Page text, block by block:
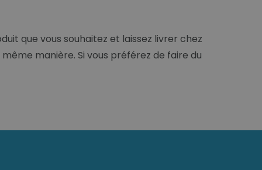
que vous souhaitez et laissez livrer chez
manière. Si vous préférez de faire du